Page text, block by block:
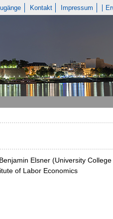
Kontakt Impressum
Elsner (University
of Labor Economics